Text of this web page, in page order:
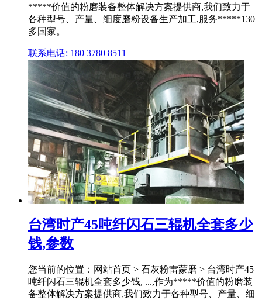
*****价值的粉磨装备整体解决方案提供商,我们致力于
各种型号、产量、细度磨粉设备生产加工,服务*****130
多国家。
联系电话: 180 3780 8511
台湾时产45吨纤闪石三辊机全套多少
钱,参数
您当前的位置：网站首页 > 石灰粉雷蒙磨 > 台湾时产45
吨纤闪石三辊机全套多少钱, ...,作为*****价值的粉磨装
备整体解决方案提供商,我们致力于各种型号、产量、细